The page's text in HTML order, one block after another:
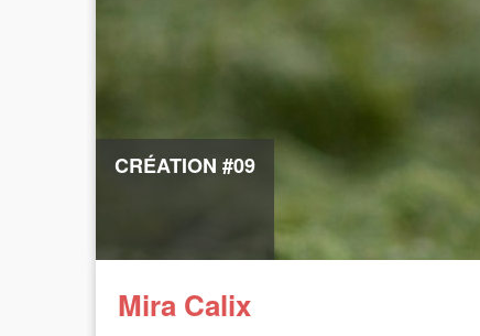
CRÉATION #09
Mira Calix